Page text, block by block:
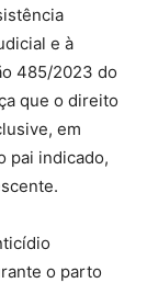
e à
485/2023 do
que o direito
em
pai indicado,
o parto